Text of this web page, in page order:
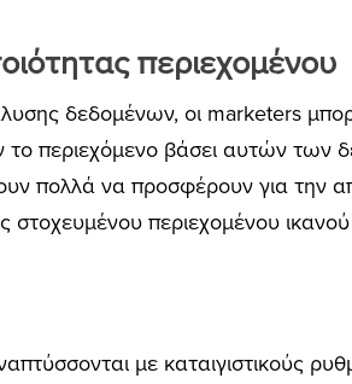
περιεχομένου
δεδομένων, οι marketers
το περιεχόμενο βάσει αυτών των
πολλά να προσφέρουν για την
στοχευμένου περιεχομένου
με καταιγιστικούς